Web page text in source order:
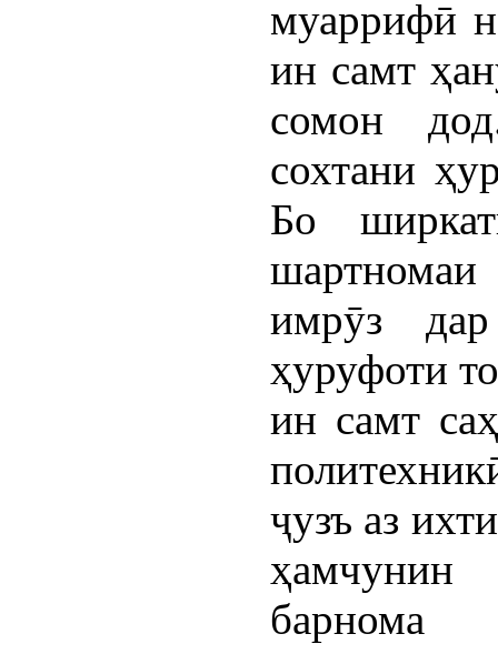
муаррифӣ
ин самт
сомон
сохтани
Бо
имрӯз
ҳуруфоти
ин самт
ҷузъ аз